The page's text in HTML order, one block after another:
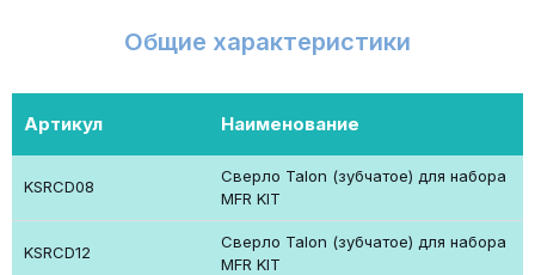
Общие характеристики
Артикул Наименование
KSRCD08
Сверло Talon (зубчатое) для набора
MFR KIT
KSRCD12
Сверло Talon (зубчатое) для набора
MFR KIT